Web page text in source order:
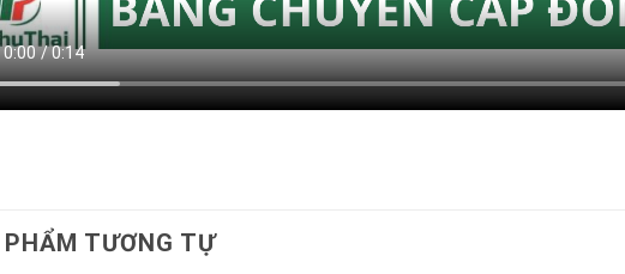
TƯƠNG TỰ